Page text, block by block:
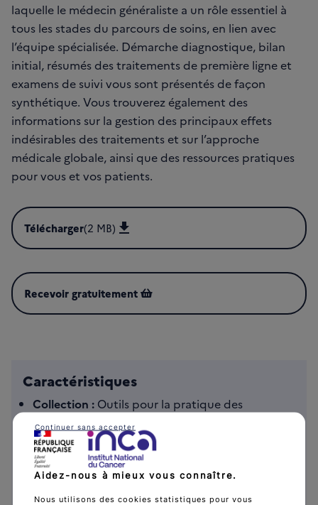
laquelle le médecin généraliste a un rôle essentiel à
tous les stades du parcours de soins, en lien avec
l’équipe spécialisée. Démarche diagnostique, bilan
initial, résumés des traitements de première ligne et
examens de suivi vous sont présentés de façon
synthétique. Vous trouverez également des
informations sur la gestion des principaux effets
indésirables des traitements et sur l’approche
médicale globale, ainsi que des ressources pratiques
pour vous et vos patients.
Télécharger(2 MB)
Télécharger GuideMGCancerBroncho-Pulmonaire-2025
Recevoir gratuitement
Caractéristiques
Collection : Outils pour la pratique des
médecins généralistes
Public :Médecins généralistes
Date de publication :
Référence :GUIMGPOUMON25
Format :Brochure A5
Aidez-nous à mieux vous connaître.
Nous utilisons des cookies statistiques pour vous
Continuer sans accepter